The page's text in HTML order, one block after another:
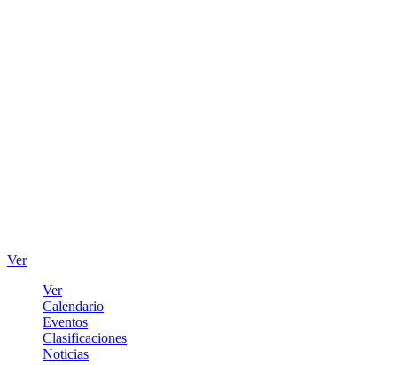
Ver
Ver
Calendario
Eventos
Clasificaciones
Noticias